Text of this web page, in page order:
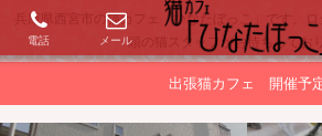
兵庫県西宮市の猫カフェ「ひなたぼっこ」です。
頭の猫スタッフがお待ちしてお
出張猫カフェ 開催予
電話 メール